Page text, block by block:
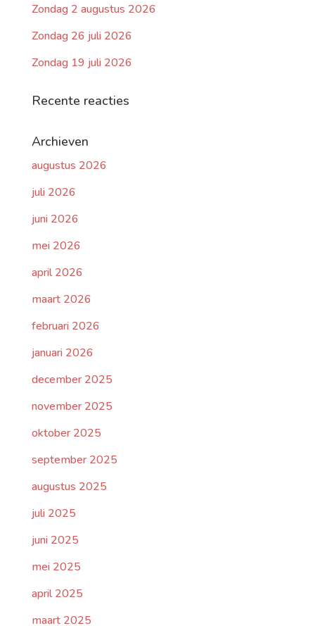
Zondag 2 augustus 2026
Zondag 26 juli 2026
Zondag 19 juli 2026
Recente reacties
Archieven
augustus 2026
juli 2026
juni 2026
mei 2026
april 2026
maart 2026
februari 2026
januari 2026
december 2025
november 2025
oktober 2025
september 2025
augustus 2025
juli 2025
juni 2025
mei 2025
april 2025
maart 2025